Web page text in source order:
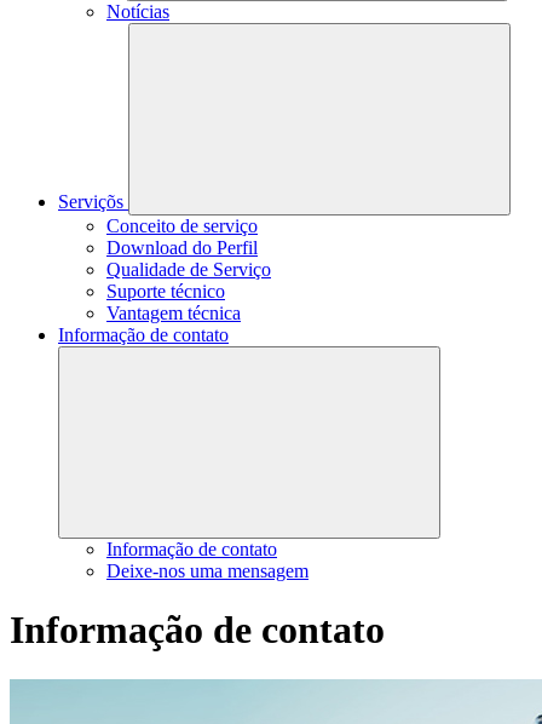
Notícias
Serviçõs
Conceito de serviço
Download do Perfil
Qualidade de Serviço
Suporte técnico
Vantagem técnica
Informação de contato
Informação de contato
Deixe-nos uma mensagem
Informação de contato